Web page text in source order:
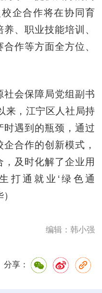
企合作将在协同育
、职业技能培训、
作等方面全方位、
会保障局党组副书
来，江宁区人社局持
时遇到的瓶颈，通过
合作的创新模式，
及时化解了企业用
打通就业‘绿色通
编辑：韩小强
分享：